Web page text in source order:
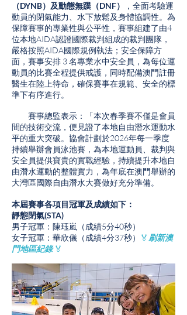
（DYNB）及動態無蹼（DNF）
，全面考驗運
動員的閉氣能力、水下放鬆及身體協調性。為
保障賽事的專業性與公平性，賽事組建了由4
位本地AIDA認證國際裁判組成的裁判團隊，
嚴格按照AIDA國際規例執法；安全保障方
面，賽事安排 3 名專業水中安全員，為每位運
動員的比賽全程提供戒護，同時配備澳門註冊
醫生在陸上待命，確保賽事在規範、安全的標
準下有序進行。
賽事總監表示：「本次春季賽不僅是會員
間的技術交流，便見證了本地自由潛水運動水
平的重大突破。協會計劃於2026年每一季度
持續舉辦會員泳池賽，為本地運動員、裁判與
安全員提供寶貴的實戰經驗，持續提升本地自
由潛水運動的整體實力，為年底在澳門舉辦的
大灣區國際自由潛水大賽做好充分準備。
本屆賽事各項目冠軍及成績如下：
靜態閉氣(STA)
男子冠軍：陳珏嵐（成績5分40秒）
女子冠軍：華欣儀（成績4分37秒）
🏅 刷新澳
門地區紀錄🏅